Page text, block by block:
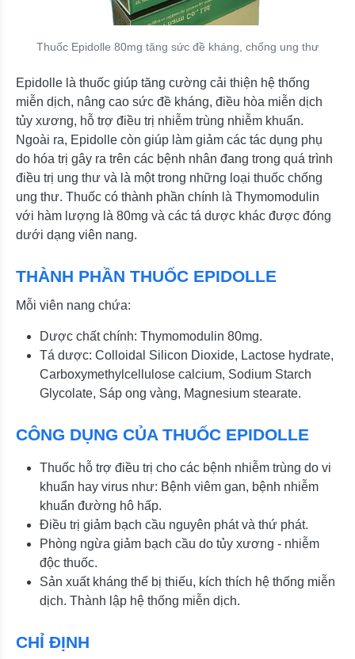
Thuốc Epidolle 80mg tăng sức đề kháng, chống ung thư
Epidolle là thuốc giúp tăng cường cải thiện hệ thống
miễn dịch, nâng cao sức đề kháng, điều hòa miễn dịch
tủy xương, hỗ trợ điều trị nhiễm trùng nhiễm khuẩn.
Ngoài ra, Epidolle còn giúp làm giảm các tác dụng phụ
do hóa trị gây ra trên các bệnh nhân đang trong quá trình
điều trị ung thư và là một trong những loại thuốc chống
ung thư. Thuốc có thành phần chính là Thymomodulin
với hàm lượng là 80mg và các tá dược khác được đóng
dưới dạng viên nang.
THÀNH PHẦN THUỐC EPIDOLLE
Mỗi viên nang chứa:
Dược chất chính: Thymomodulin 80mg.
Tá dược: Colloidal Silicon Dioxide, Lactose hydrate,
Carboxymethylcellulose calcium, Sodium Starch
Glycolate, Sáp ong vàng, Magnesium stearate.
CÔNG DỤNG CỦA THUỐC EPIDOLLE
Thuốc hỗ trợ điều trị cho các bệnh nhiễm trùng do vi
khuẩn hay virus như: Bệnh viêm gan, bệnh nhiễm
khuẩn đường hô hấp.
Điều trị giảm bạch cầu nguyên phát và thứ phát.
Phòng ngừa giảm bạch cầu do tủy xương - nhiễm
độc thuốc.
Sản xuất kháng thể bị thiếu, kích thích hệ thống miễn
dịch. Thành lập hệ thống miễn dịch.
CHỈ ĐỊNH